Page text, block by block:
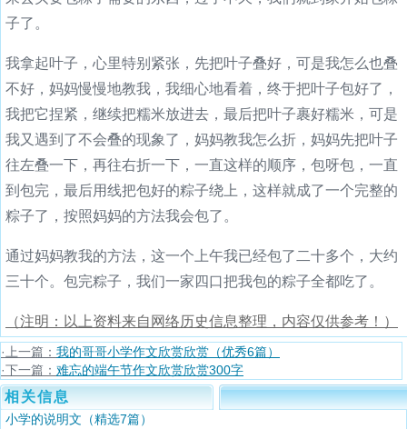
子了。
我拿起叶子，心里特别紧张，先把叶子叠好，可是我怎么也叠
不好，妈妈慢慢地教我，我细心地看着，终于把叶子包好了，
我把它捏紧，继续把糯米放进去，最后把叶子裹好糯米，可是
我又遇到了不会叠的现象了，妈妈教我怎么折，妈妈先把叶子
往左叠一下，再往右折一下，一直这样的顺序，包呀包，一直
到包完，最后用线把包好的粽子绕上，这样就成了一个完整的
粽子了，按照妈妈的方法我会包了。
通过妈妈教我的方法，这一个上午我已经包了二十多个，大约
三十个。包完粽子，我们一家四口把我包的粽子全都吃了。
（注明：以上资料来自网络历史信息整理，内容仅供参考！）
·上一篇： 我的哥哥小学作文欣赏欣赏（优秀6篇）
·下一篇： 难忘的端午节作文欣赏欣赏300字
相关信息
小学的说明文（精选7篇）